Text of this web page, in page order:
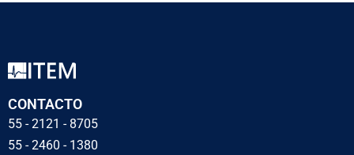
CONTACTO
55 - 2121 - 8705
55 - 2460 - 1380